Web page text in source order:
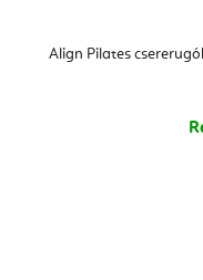
Align Pilates